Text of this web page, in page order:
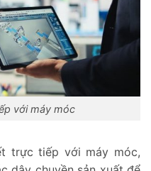
với máy móc
trực tiếp với máy móc,